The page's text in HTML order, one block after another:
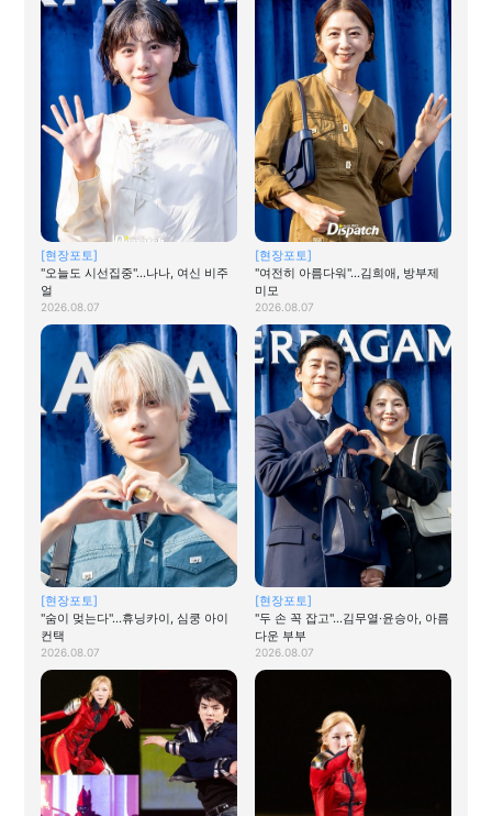
[현장포토]
"오늘도 시선집중"…나나, 여신 비주
얼
2026.08.07
[현장포토]
"여전히 아름다워"…김희애, 방부제
미모
2026.08.07
[현장포토]
"숨이 멎는다"…휴닝카이, 심쿵 아이
컨택
2026.08.07
[현장포토]
"두 손 꼭 잡고"…김무열·윤승아, 아름
다운 부부
2026.08.07